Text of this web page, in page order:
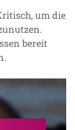
um die
bereit